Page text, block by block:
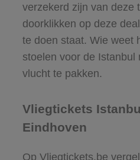
verzekerd zijn van deze
doorklikken op deze
te doen staat. Wie weet
stoelen voor de Istanbul
vlucht te pakken.
Vliegtickets
Eindhoven
Op Vliegtickets.be